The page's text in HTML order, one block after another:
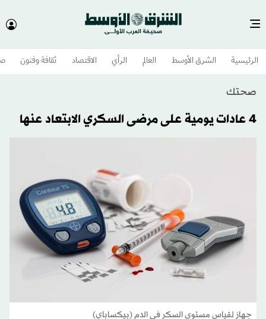
الرئيسية الشرق الأوسط​ العالم الرأي الاقتصاد ثقافة وفنون
صحتك
4 عادات يومية على مرضى السكري الابتعاد عنها
جهاز لقياس مستوى السكر في الدم (بيكساباي)